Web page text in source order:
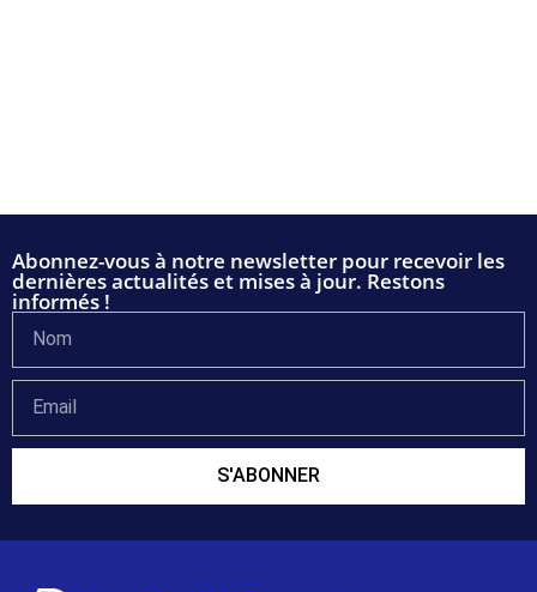
Abonnez-vous à notre newsletter pour recevoir les
dernières actualités et mises à jour. Restons
informés !
S'ABONNER